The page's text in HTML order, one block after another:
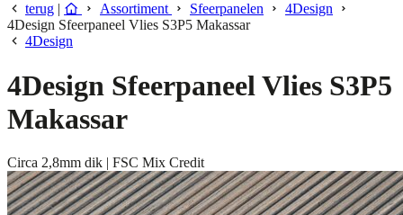
terug | Assortiment Sfeerpanelen
4Design
4Design Sfeerpaneel Vlies S3P5 Makassar
4Design
4Design Sfeerpaneel Vlies S3P5
Makassar
Circa 2,8mm dik | FSC Mix Credit